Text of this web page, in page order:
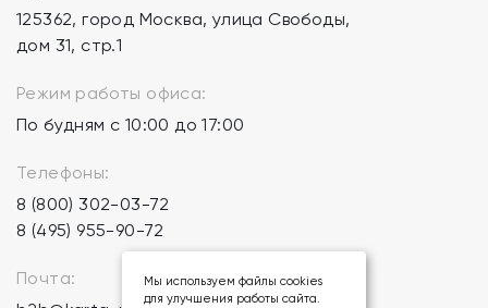
125362, город Москва, улица Свободы,
дом 31, стр.1
Режим работы офиса:
По будням с 10:00 до 17:00
Телефоны:
8 (800) 302-03-72
8 (495) 955-90-72
Почта:
Мы используем файлы cookies
для улучшения работы сайта.